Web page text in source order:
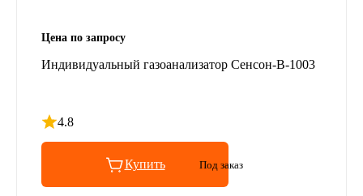
Цена по запросу
Индивидуальный газоанализатор Сенсон-В-1003
4.8
Рейтинг 4.8 из 5
Купить Под заказ